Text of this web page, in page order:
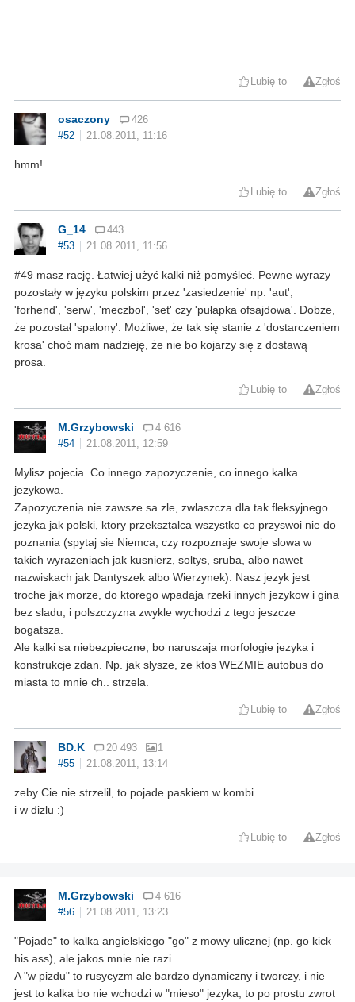
Lubię to Zgłoś
osaczony
426
#52
21.08.2011, 11:16
hmm!
Lubię to Zgłoś
G_14
443
#53
21.08.2011, 11:56
#49 masz rację. Łatwiej użyć kalki niż pomyśleć. Pewne wyrazy
pozostały w języku polskim przez 'zasiedzenie' np: 'aut',
'forhend', 'serw', 'meczbol', 'set' czy 'pułapka ofsajdowa'. Dobze,
że pozostał 'spalony'. Możliwe, że tak się stanie z 'dostarczeniem
krosa' choć mam nadzieję, że nie bo kojarzy się z dostawą
prosa.
Lubię to Zgłoś
M.Grzybowski
4 616
#54
21.08.2011, 12:59
Mylisz pojecia. Co innego zapozyczenie, co innego kalka
jezykowa.
Zapozyczenia nie zawsze sa zle, zwlaszcza dla tak fleksyjnego
jezyka jak polski, ktory przeksztalca wszystko co przyswoi nie do
poznania (spytaj sie Niemca, czy rozpoznaje swoje slowa w
takich wyrazeniach jak kusnierz, soltys, sruba, albo nawet
nazwiskach jak Dantyszek albo Wierzynek). Nasz jezyk jest
troche jak morze, do ktorego wpadaja rzeki innych jezykow i gina
bez sladu, i polszczyzna zwykle wychodzi z tego jeszcze
bogatsza.
Ale kalki sa niebezpieczne, bo naruszaja morfologie jezyka i
konstrukcje zdan. Np. jak slysze, ze ktos WEZMIE autobus do
miasta to mnie ch.. strzela.
Lubię to Zgłoś
BD.K 20 493
1
#55
21.08.2011, 13:14
zeby Cie nie strzelil, to pojade paskiem w kombi
i w dizlu :)
Lubię to Zgłoś
M.Grzybowski
4 616
#56
21.08.2011, 13:23
"Pojade" to kalka angielskiego "go" z mowy ulicznej (np. go kick
his ass), ale jakos mnie nie razi....
A "w pizdu" to rusycyzm ale bardzo dynamiczny i tworczy, i nie
jest to kalka bo nie wchodzi w "mieso" jezyka, to po prostu zwrot